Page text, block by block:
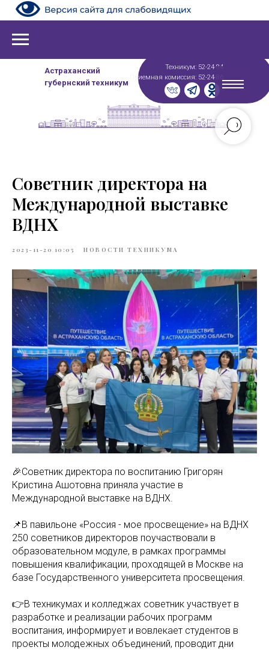
Астраханский
губернский техникум
Техникум: 52-24-84
Приемная комиссия: 52-24-86
Советник директора на
Международной выставке
ВДНХ
2023-11-20 10:05 НОВОСТИ ТЕХНИКУМА
🎉Советник директора по воспитанию Григорян
Кристина Ашотовна приняла участие в
Международной выставке на ВДНХ.
📌В павильоне «Россия - мое просвещение» на ВДНХ
250 советников директоров поучаствовали в
образовательном модуле, в рамках программы
повышения квалификации, проходящей в Москве на
базе Государственного университета просвещения.
👉В техникумах и колледжах советник участвует в
разработке и реализации рабочих программ
воспитания, информирует и вовлекает студентов в
проекты молодежных объединений, проводит дни